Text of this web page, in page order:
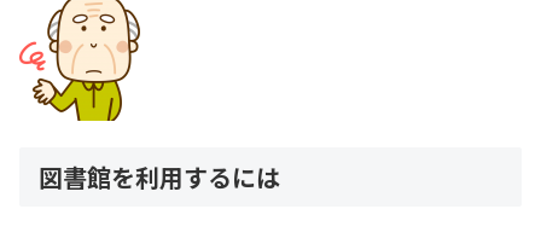
図書館を利用するには